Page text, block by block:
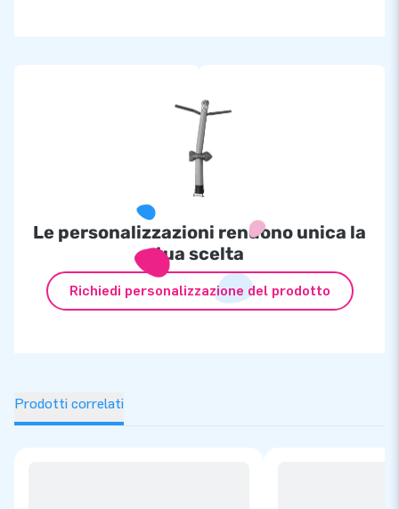
Le personalizzazioni rendono unica la
tua scelta
Richiedi personalizzazione del prodotto
Prodotti correlati